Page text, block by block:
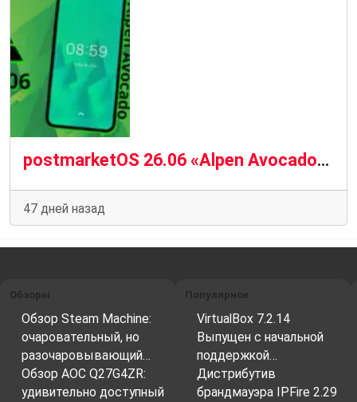
postmarketOS 26.06 «Alpen Avocado» — свежие обновления Linux для смартфонов
47 дней назад
Обзоры
Обзор Steam Machine:
очаровательный, но
разочаровывающий…
Обзор AOC Q27G4ZR:
удивительно доступный
Популярное
VirtualBox 7.2.14
Выпущен с начальной
поддержкой…
Дистрибутив
брандмауэра IPFire 2.29